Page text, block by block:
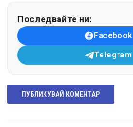
Последвайте ни:
Facebook
Telegram
ПУБЛИКУВАЙ КОМЕНТАР